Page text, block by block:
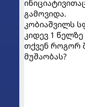
გამოვიდა.
კობიაშვილს
კიდევ 1
თქვენ როგორ
მუშაობას?